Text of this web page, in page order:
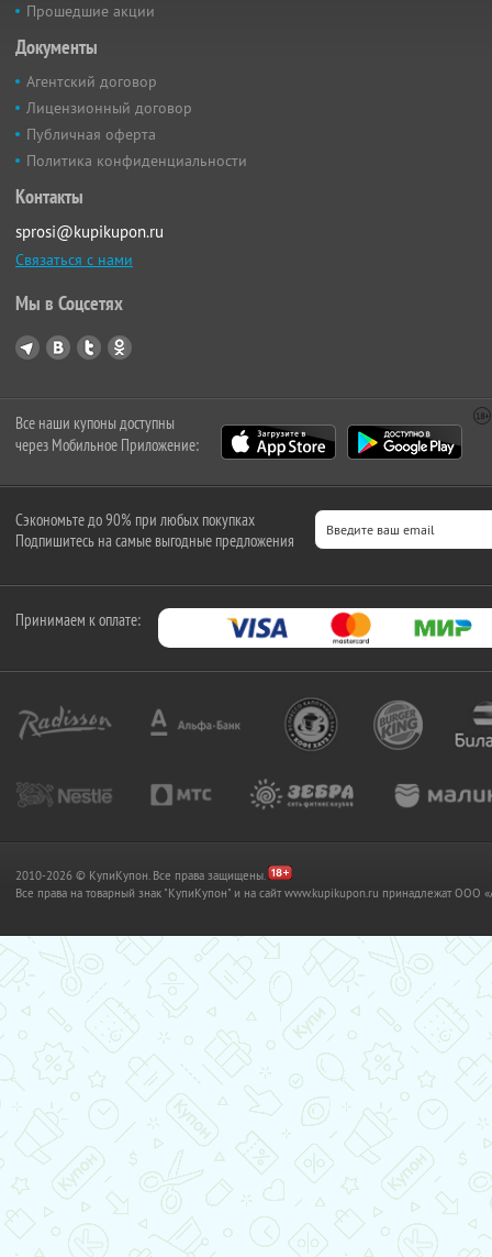
Прошедшие акции
Документы
Агентский договор
Лицензионный договор
Публичная оферта
Политика конфиденциальности
Контакты
sprosi@kupikupon.ru
Связаться с нами
Мы в Соцсетях
Все наши купоны доступны
через Мобильное Приложение:
Сэкономьте до 90% при любых покупках
Подпишитесь на самые выгодные предложения
Принимаем к оплате:
2010-2026 © КупиКупон. Все права защищены.
Все права на товарный знак "КупиКупон" и на сайт www.kupikupon.ru принадлежат